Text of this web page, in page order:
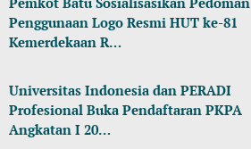
Penggunaan Logo Resmi HUT ke-81
Kemerdekaan R…
Universitas Indonesia dan PERADI
Profesional Buka Pendaftaran PKPA
Angkatan I 20…